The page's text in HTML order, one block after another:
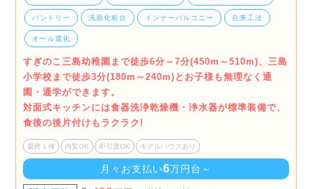
パントリー 洗面化粧台 インナーバルコニー 在来工法
オール電化
すぎのこ三島幼稚園まで徒歩6分～7分(450m～510m)、三島
小学校まで徒歩3分(180m～240m)とお子様も無理なく通
園・通学ができます。
対面式キッチンには食器洗浄乾燥機・浄水器が標準装備で、
食後の後片付けもラクラク!
最終１棟 内覧OK 即引渡OK モデルハウスあり
月々お支払い6万円台～